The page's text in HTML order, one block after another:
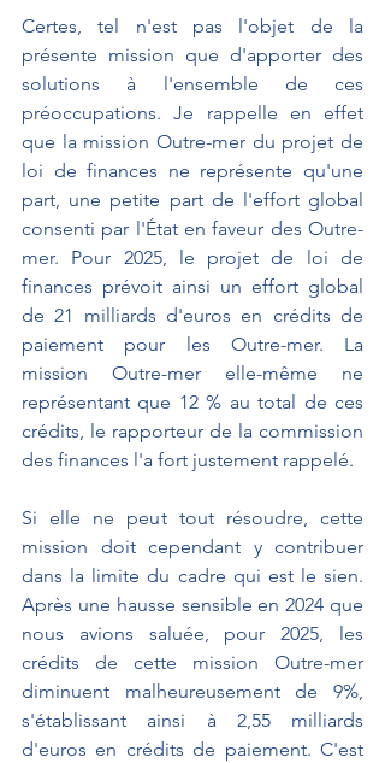
Certes, tel n'est pas l'objet de la
présente mission que d'apporter des
solutions à l'ensemble de ces
préoccupations. Je rappelle en effet
que la mission Outre-mer du projet de
loi de finances ne représente qu'une
part, une petite part de l'effort global
consenti par l'État en faveur des Outre-
mer. Pour 2025, le projet de loi de
finances prévoit ainsi un effort global
de 21 milliards d'euros en crédits de
paiement pour les Outre-mer. La
mission Outre-mer elle-même ne
représentant que 12 % au total de ces
crédits, le rapporteur de la commission
des finances l'a fort justement rappelé.
Si elle ne peut tout résoudre, cette
mission doit cependant y contribuer
dans la limite du cadre qui est le sien.
Après une hausse sensible en 2024 que
nous avions saluée, pour 2025, les
crédits de cette mission Outre-mer
diminuent malheureusement de 9%,
s'établissant ainsi à 2,55 milliards
d'euros en crédits de paiement. C'est